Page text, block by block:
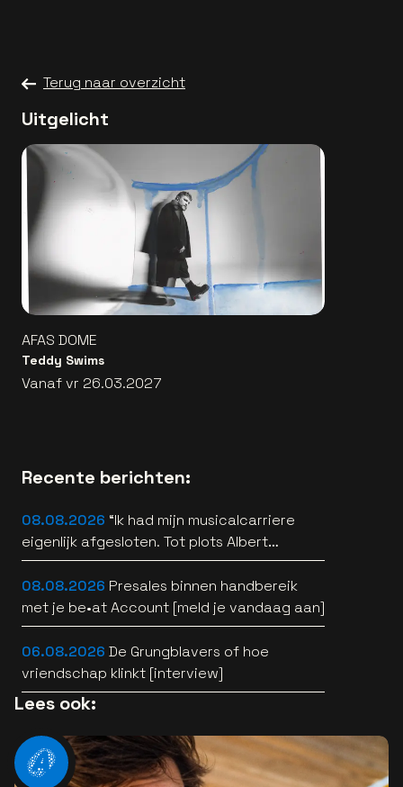
Terug naar overzicht
Uitgelicht
AFAS DOME
Teddy Swims
Vanaf vr 26.03.2027
Recente berichten:
08.08.2026 “Ik had mijn musicalcarriere
eigenlijk afgesloten. Tot plots Albert
Verlinde belde” [interview]
08.08.2026 Presales binnen handbereik
met je be•at Account [meld je vandaag aan]
06.08.2026 De Grungblavers of hoe
vriendschap klinkt [interview]
Lees ook: